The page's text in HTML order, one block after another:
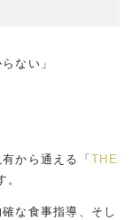
ない」
から通える「THE
。
な食事指導、そし